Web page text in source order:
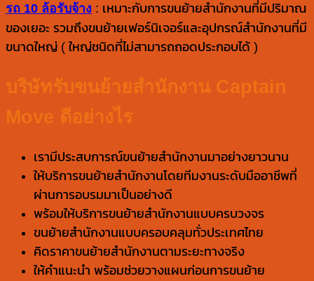
รถ 10 ล้อรับจ้าง : เหมาะกับการขนย้ายสำนักงานที่มีปริมาณ
ของเยอะ รวมถึงขนย้ายเฟอร์นิเจอร์และอุปกรณ์สำนักงานที่มี
ขนาดใหญ่ ( ใหญ่ชนิดที่ไม่สามารถถอดประกอบได้ )
บริษัทรับขนย้ายสำนักงาน Captain
Move ดีอย่างไร
เรามีประสบการณ์ขนย้ายสำนักงานมาอย่างยาวนาน
ให้บริการขนย้ายสำนักงานโดยทีมงานระดับมืออาชีพที่
ผ่านการอบรมมาเป็นอย่างดี
พร้อมให้บริการขนย้ายสำนักงานแบบครบวงจร
ขนย้ายสำนักงานแบบครอบคลุมทั่วประเทศไทย
คิดราคาขนย้ายสำนักงานตามระยะทางจริง
ให้คำแนะนำ พร้อมช่วยวางแผนก่อนการขนย้าย